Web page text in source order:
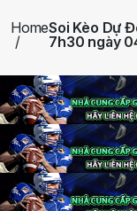
HomeSoi Kèo Dự
7h30 ngày